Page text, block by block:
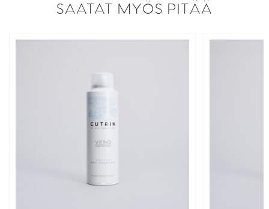
SAATAT MYÖS PITÄÄ